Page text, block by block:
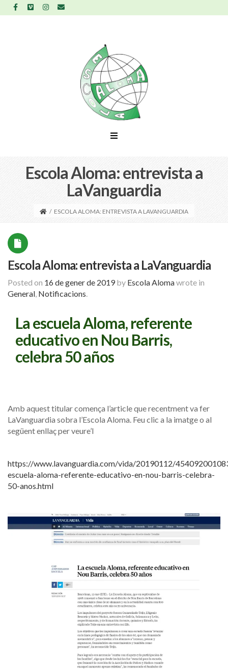
Escola Aloma: entrevista a
LaVanguardia
/ ESCOLA ALOMA: ENTREVISTA A LAVANGUARDIA
Escola Aloma: entrevista a LaVanguardia
Posted on 16 de gener de 2019 by Escola Alomawrote in
General, Notificacions.
La escuela Aloma, referente
educativo en Nou Barris,
celebra 50 años
Amb aquest titular comença l’article que recentment va fer
LaVanguardia sobra l’Escola Aloma. Feu clic a la imatge o al
següent enllaç per veure’l
https://www.lavanguardia.com/vida/20190112/
escuela-aloma-referente-educativo-en-nou-barris-celebra-
50-anos.html